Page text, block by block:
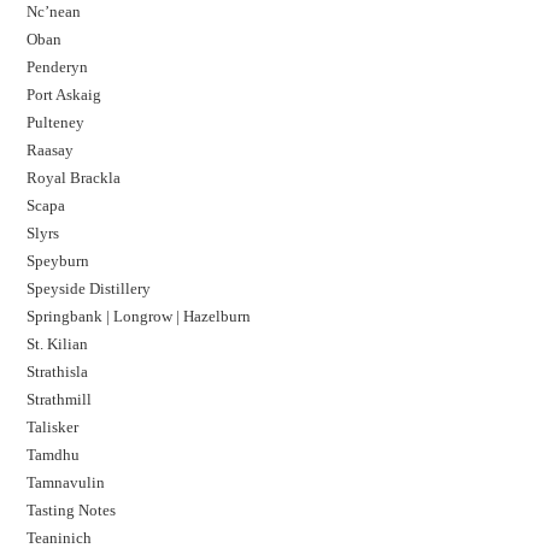
Nc’nean
Oban
Penderyn
Port Askaig
Pulteney
Raasay
Royal Brackla
Scapa
Slyrs
Speyburn
Speyside Distillery
Springbank | Longrow | Hazelburn
St. Kilian
Strathisla
Strathmill
Talisker
Tamdhu
Tamnavulin
Tasting Notes
Teaninich